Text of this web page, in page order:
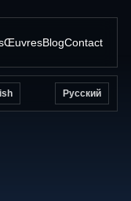
ŒuvresBlogContact
Русский